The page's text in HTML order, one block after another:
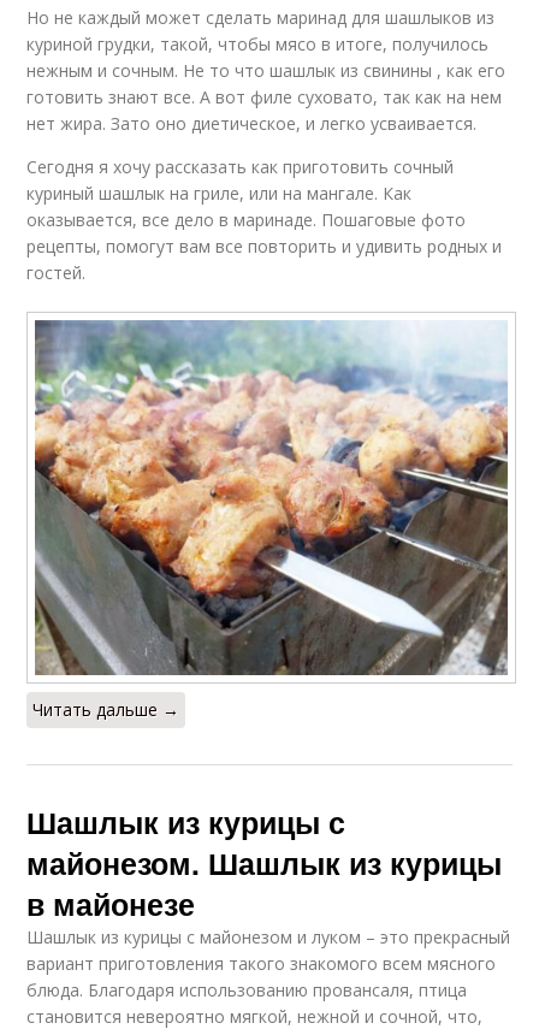
Но не каждый может сделать маринад для шашлыков из
куриной грудки, такой, чтобы мясо в итоге, получилось
нежным и сочным. Не то что шашлык из свинины , как его
готовить знают все. А вот филе суховато, так как на нем
нет жира. Зато оно диетическое, и легко усваивается.
Сегодня я хочу рассказать как приготовить сочный
куриный шашлык на гриле, или на мангале. Как
оказывается, все дело в маринаде. Пошаговые фото
рецепты, помогут вам все повторить и удивить родных и
гостей.
Читать дальше →
Шашлык из курицы с
майонезом. Шашлык из курицы
в майонезе
Шашлык из курицы с майонезом и луком – это прекрасный
вариант приготовления такого знакомого всем мясного
блюда. Благодаря использованию провансаля, птица
становится невероятно мягкой, нежной и сочной, что,